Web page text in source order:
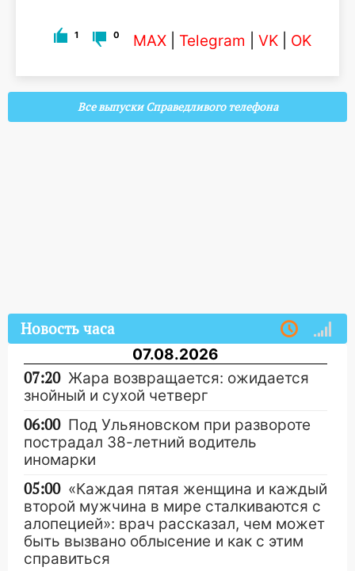
1 0 MAX Telegram VK OK
Все выпуски Справедливого телефона
Новость часа
07.08.2026
07:20 Жара возвращается: ожидается
знойный и сухой четверг
06:00 Под Ульяновском при развороте
пострадал 38-летний водитель
иномарки
05:00 «Каждая пятая женщина и каждый
второй мужчина в мире сталкиваются с
алопецией»: врач рассказал, чем может
быть вызвано облысение и как с этим
справиться